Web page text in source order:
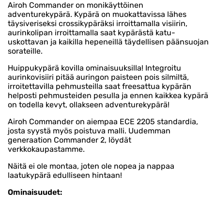
Airoh Commander on monikäyttöinen
adventurekypärä. Kypärä on muokattavissa lähes
täysiveriseksi crossikypäräksi irroittamalla visiirin,
aurinkolipan irroittamalla saat kypärästä katu-
uskottavan ja kaikilla hepeneillä täydellisen päänsuojan
sorateille.
Huippukypärä kovilla ominaisuuksilla! Integroitu
aurinkovisiiri pitää auringon paisteen pois silmiltä,
irroitettavilla pehmusteilla saat freesattua kypärän
helposti pehmusteiden pesulla ja ennen kaikkea kypärä
on todella kevyt, ollakseen adventurekypärä!
Airoh Commander on aiempaa ECE 2205 standardia,
josta syystä myös poistuva malli. Uudemman
generaation Commander 2, löydät
verkkokaupastamme.
Näitä ei ole montaa, joten ole nopea ja nappaa
laatukypärä edulliseen hintaan!
Ominaisuudet: